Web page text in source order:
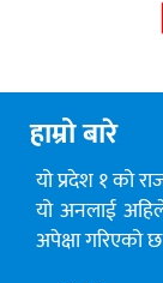
हाम्रो बारे
यो प्रदेश १ को
यो अनलाई
अपेक्षा गरिएको